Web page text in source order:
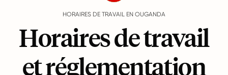
HORAIRES DE TRAVAIL EN OUGANDA
Horaires de travail
et réglementation